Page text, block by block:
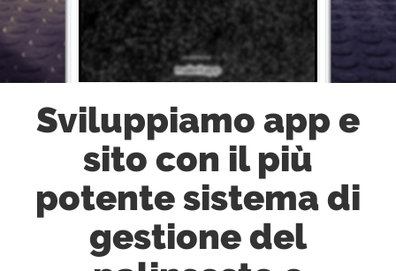
Sviluppiamo app e
sito con il più
potente sistema di
gestione del